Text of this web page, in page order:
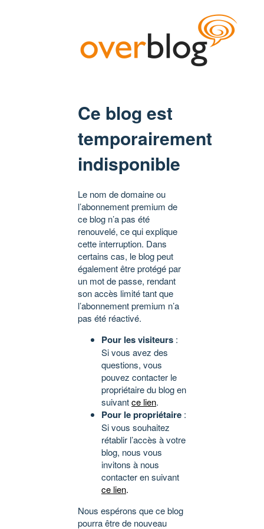
Ce blog est
temporairement
indisponible
Le nom de domaine ou
l’abonnement premium de
ce blog n’a pas été
renouvelé, ce qui explique
cette interruption. Dans
certains cas, le blog peut
également être protégé par
un mot de passe, rendant
son accès limité tant que
l’abonnement premium n’a
pas été réactivé.
Pour les visiteurs :
Si vous avez des
questions, vous
pouvez contacter le
propriétaire du blog en
suivantce lien.
Pour le propriétaire :
Si vous souhaitez
rétablir l’accès à votre
blog, nous vous
invitons à nous
contacter en suivant
ce lien.
Nous espérons que ce blog
pourra être de nouveau